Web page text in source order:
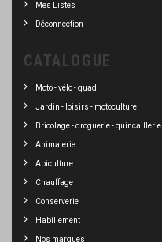
Mes Listes
Déconnection
CATALOGUE
Moto - vélo - quad
Jardin - loisirs - motoculture
Bricolage - droguerie - quincaillerie
Animalerie
Apiculture
Chauffage
Conserverie
Habillement
Nos marques